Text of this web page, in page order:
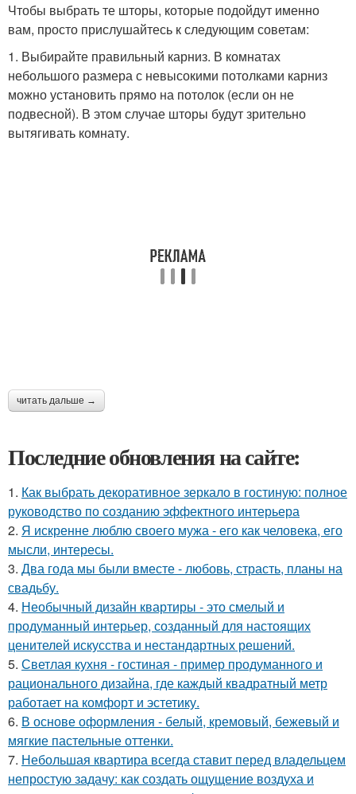
Чтобы выбрать те шторы, которые подойдут именно
вам, просто прислушайтесь к следующим советам:
1. Выбирайте правильный карниз. В комнатах
небольшого размера с невысокими потолками карниз
можно установить прямо на потолок (если он не
подвесной). В этом случае шторы будут зрительно
вытягивать комнату.
читать дальше →
Последние обновления на сайте:
1. Как выбрать декоративное зеркало в гостиную: полное
руководство по созданию эффектного интерьера
2. Я искренне люблю своего мужа - его как человека, его
мысли, интересы.
3. Два года мы были вместе - любовь, страсть, планы на
свадьбу.
4. Необычный дизайн квартиры - это смелый и
продуманный интерьер, созданный для настоящих
ценителей искусства и нестандартных решений.
5. Светлая кухня - гостиная - пример продуманного и
рационального дизайна, где каждый квадратный метр
работает на комфорт и эстетику.
6. В основе оформления - белый, кремовый, бежевый и
мягкие пастельные оттенки.
7. Небольшая квартира всегда ставит перед владельцем
непростую задачу: как создать ощущение воздуха и